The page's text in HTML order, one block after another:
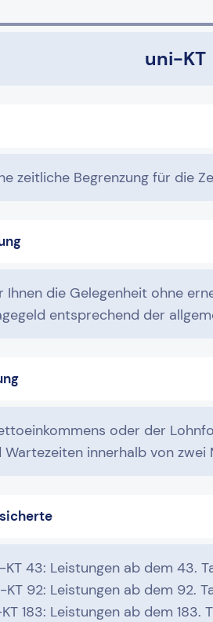
uni-KT
zeitliche Begrenzung für die
Ihnen die Gelegenheit ohne
entsprechend der
oder der
innerhalb von
KT 43: Leistungen ab dem 43.
KT 92: Leistungen ab dem 92.
183: Leistungen ab dem 183.